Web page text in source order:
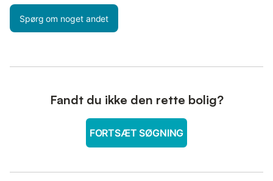
Spørg om noget andet
Fandt du ikke den rette bolig?
FORTSÆT SØGNING